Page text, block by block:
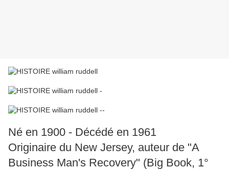
Né en 1900 - Décédé en 1961
Originaire du New Jersey, auteur de "A
Business Man's Recovery" (Big Book, 1°